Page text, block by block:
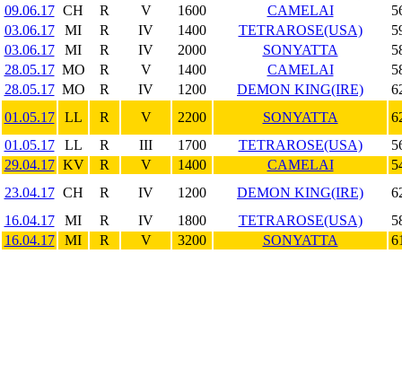
09.06.17 CH R V 1600 CAMELAI
03.06.17
MI R IV 1400 TETRAROSE(USA)
03.06.17
MI R IV 2000 SONYATTA
28.05.17 MO R V 1400 CAMELAI
28.05.17 MO R IV 1200 DEMON KING(IRE)
01.05.17
LL R V 2200 SONYATTA
01.05.17
LL R III 1700 TETRAROSE(USA)
29.04.17 KV R V 1400 CAMELAI
23.04.17 CH R IV 1200 DEMON KING(IRE)
16.04.17
MI R IV 1800 TETRAROSE(USA)
16.04.17
MI R V 3200 SONYATTA